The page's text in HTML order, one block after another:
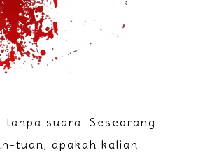
tanpa suara. Seseorang
tuan, apakah kalian